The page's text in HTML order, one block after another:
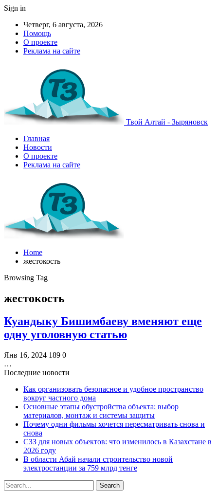
Sign in
Четверг, 6 августа, 2026
Помощь
О проекте
Реклама на сайте
Твой Алтай - Зыряновск
Главная
Новости
О проекте
Реклама на сайте
Home
жестокость
Browsing Tag
жестокость
Куандыку Бишимбаеву вменяют еще
одну уголовную статью
Янв 16, 2024 189 0
…
Последние новости
Как организовать безопасное и удобное пространство
вокруг частного дома
Основные этапы обустройства объекта: выбор
материалов, монтаж и системы защиты
Почему одни фильмы хочется пересматривать снова и
снова
СЗЗ для новых объектов: что изменилось в Казахстане в
2026 году
В области Абай начали строительство новой
электростанции за 759 млрд тенге